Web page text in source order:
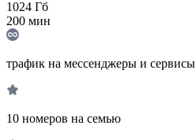
1024 Гб
200 мин
трафик на мессенджеры и сервисы
10 номеров на семью